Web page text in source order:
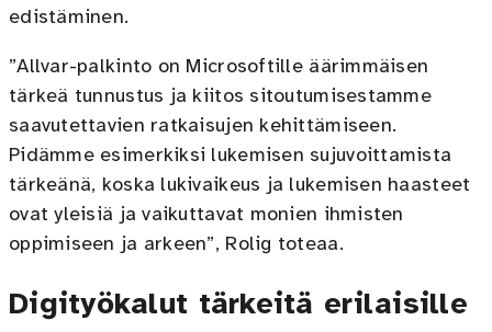
edistäminen.
”Allvar-palkinto on Microsoftille äärimmäisen
tärkeä tunnustus ja kiitos sitoutumisestamme
saavutettavien ratkaisujen kehittämiseen.
Pidämme esimerkiksi lukemisen sujuvoittamista
tärkeänä, koska lukivaikeus ja lukemisen haasteet
ovat yleisiä ja vaikuttavat monien ihmisten
oppimiseen ja arkeen”, Rolig toteaa.
Digityökalut tärkeitä erilaisille